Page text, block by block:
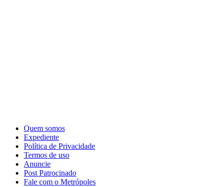
Quem somos
Expediente
Política de Privacidade
Termos de uso
Anuncie
Post Patrocinado
Fale com o Metrópoles